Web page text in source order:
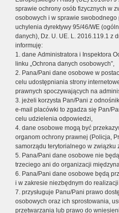
sprawie ochrony osób fizycznych w
osobowych i w sprawie swobodnego
uchylenia dyrektywy 95/46/WE
danych), Dz. U. UE. L. 2016.119.1 z
informuję:
1. dane Administratora i Inspektora
linku „Ochrona danych osobowych”,
2. Pana/Pani dane osobowe w
celu udostępniania strony
prawnych spoczywających na
3. jeżeli korzysta Pan/Pani z
e-mail placówki to zgadza się Pan/
celu udzielenia odpowiedzi,
4. dane osobowe mogą być
organom ochrony prawnej (Policja,
samorządu terytorialnego w
5. Pana/Pani dane osobowe nie
trzeciego ani do organizacji
6. Pana/Pani dane osobowe będą
i w zakresie niezbędnym do
7. przysługuje Panu/Pani prawo
osobowych oraz ich sprostowania,
przetwarzania lub prawo do